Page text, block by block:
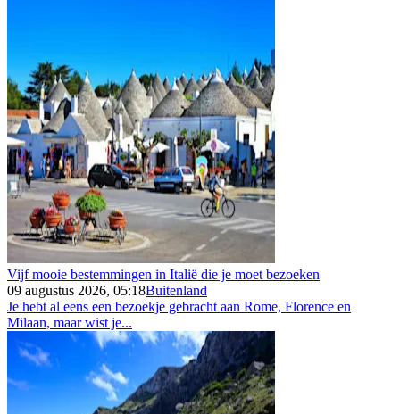
Vijf mooie bestemmingen in Italië die je moet bezoeken
09 augustus 2026, 05:18Buitenland
Je hebt al eens een bezoekje gebracht aan Rome, Florence en
Milaan, maar wist je...